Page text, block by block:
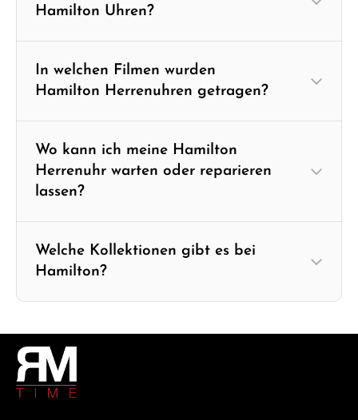
Hamilton Uhren?
In welchen Filmen wurden
Hamilton Herrenuhren getragen?
Wo kann ich meine Hamilton
Herrenuhr warten oder reparieren
lassen?
Welche Kollektionen gibt es bei
Hamilton?